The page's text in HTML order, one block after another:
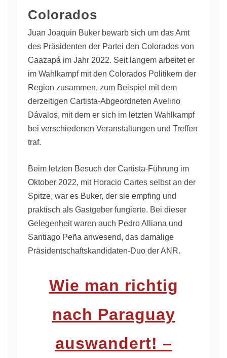
Colorados
Juan Joaquin Buker bewarb sich um das Amt
des Präsidenten der Partei den Colorados von
Caazapá im Jahr 2022. Seit langem arbeitet er
im Wahlkampf mit den Colorados Politikern der
Region zusammen, zum Beispiel mit dem
derzeitigen Cartista-Abgeordneten Avelino
Dávalos, mit dem er sich im letzten Wahlkampf
bei verschiedenen Veranstaltungen und Treffen
traf.
Beim letzten Besuch der Cartista-Führung im
Oktober 2022, mit Horacio Cartes selbst an der
Spitze, war es Buker, der sie empfing und
praktisch als Gastgeber fungierte. Bei dieser
Gelegenheit waren auch Pedro Alliana und
Santiago Peña anwesend, das damalige
Präsidentschaftskandidaten-Duo der ANR.
Wie man richtig
nach Paraguay
auswandert! –